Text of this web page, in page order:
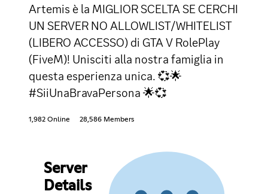
Artemis è la MIGLIOR SCELTA SE CERCHI
UN SERVER NO ALLOWLIST/WHITELIST
(LIBERO ACCESSO) di GTA V RolePlay
(FiveM)! Unisciti alla nostra famiglia in
questa esperienza unica. 💞🌟
#SiiUnaBravaPersona 🌟💞
1,982 Online 28,586 Members
Server
Details